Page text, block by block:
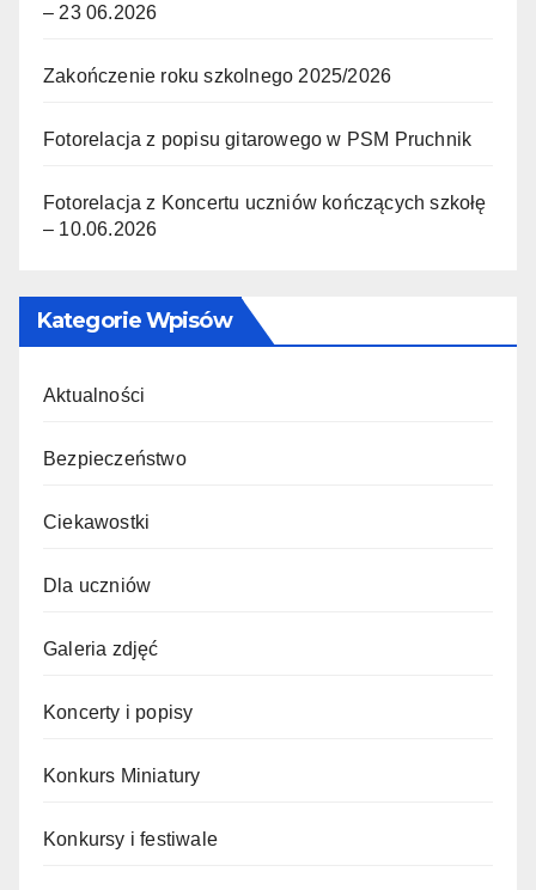
– 23 06.2026
Zakończenie roku szkolnego 2025/2026
Fotorelacja z popisu gitarowego w PSM Pruchnik
Fotorelacja z Koncertu uczniów kończących szkołę
– 10.06.2026
Kategorie Wpisów
Aktualności
Bezpieczeństwo
Ciekawostki
Dla uczniów
Galeria zdjęć
Koncerty i popisy
Konkurs Miniatury
Konkursy i festiwale